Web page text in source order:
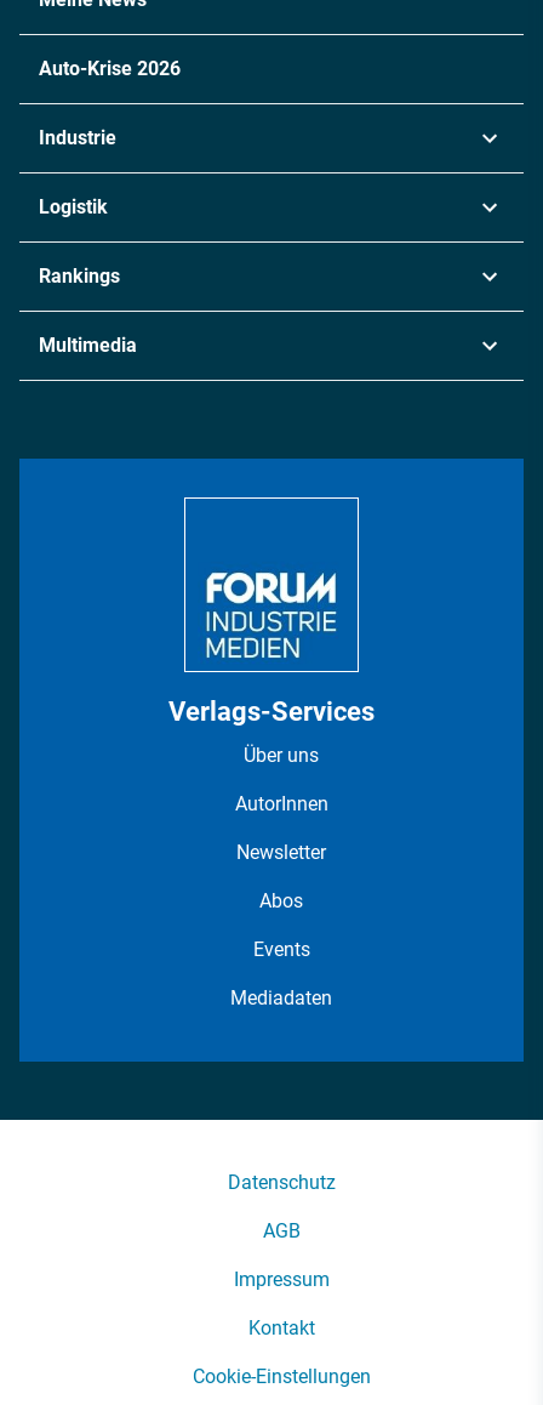
Auto-Krise 2026
Industrie
Chemie
Metall
Energie
Logistik
Rankings
Multimedia
Verlags-Services
Über uns
AutorInnen
Newsletter
Abos
Events
Mediadaten
Datenschutz
AGB
Impressum
Kontakt
Cookie-Einstellungen